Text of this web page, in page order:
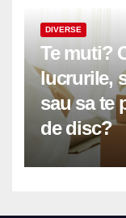
DIVERSE
Te muti?
lucrurile,
sau sa te
de disc?